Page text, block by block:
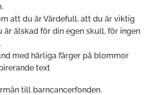
att du är Värdefull, att du är viktig
är älskad för din egen skull, för ingen
med härliga färger på blommor
text
till barncancerfonden.